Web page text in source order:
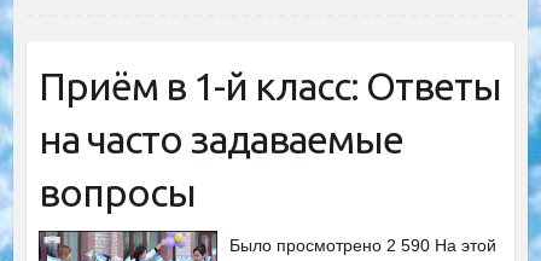
Приём в 1-й класс: Ответы
на часто задаваемые
вопросы
Было просмотрено 2 590 На этой